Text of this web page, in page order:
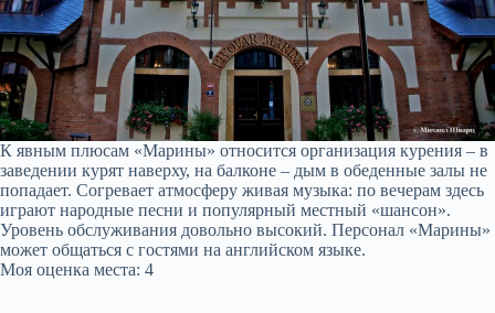
К явным плюсам «Марины» относится организация курения – в
заведении курят наверху, на балконе – дым в обеденные залы не
попадает. Согревает атмосферу живая музыка: по вечерам здесь
играют народные песни и популярный местный «шансон».
Уровень обслуживания довольно высокий. Персонал «Марины»
может общаться с гостями на английском языке.
Моя оценка места: 4